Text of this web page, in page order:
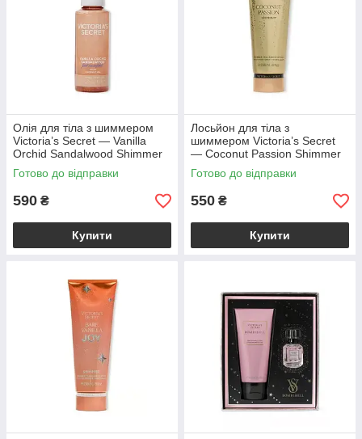
Олія для тіла з шиммером
Victoria’s Secret — Vanilla
Orchid Sandalwood Shimmer
Body Oil / 128 мл
Готово до відправки
590 ₴
Купити
Лосьйон для тіла з
шиммером Victoria’s Secret
— Coconut Passion Shimmer
Body Lotion / 236 мл
Готово до відправки
550 ₴
Купити